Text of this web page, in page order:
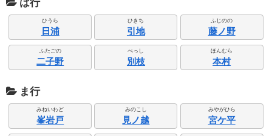
は行
ひうら
日浦
ひきち
引地
ふじのの
藤ノ野
ふたごの
二子野
べっし
別枝
ほんむら
本村
ま行
みねいわど
峯岩戸
みのこし
見ノ越
みやがひら
宮ケ平